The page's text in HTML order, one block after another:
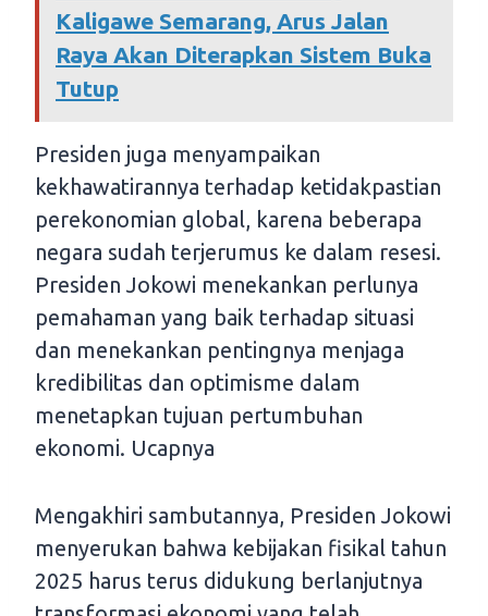
Kaligawe Semarang, Arus Jalan
Raya Akan Diterapkan Sistem Buka
Tutup
Presiden juga menyampaikan
kekhawatirannya terhadap ketidakpastian
perekonomian global, karena beberapa
negara sudah terjerumus ke dalam resesi.
Presiden Jokowi menekankan perlunya
pemahaman yang baik terhadap situasi
dan menekankan pentingnya menjaga
kredibilitas dan optimisme dalam
menetapkan tujuan pertumbuhan
ekonomi. Ucapnya
Mengakhiri sambutannya, Presiden Jokowi
menyerukan bahwa kebijakan fisikal tahun
2025 harus terus didukung berlanjutnya